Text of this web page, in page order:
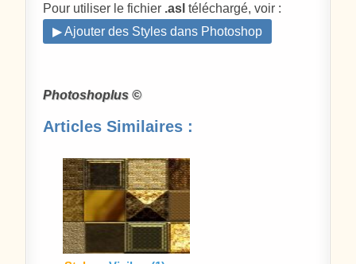
Pour utiliser le fichier .asl téléchargé, voir :
▶ Ajouter des Styles dans Photoshop
Photoshoplus ©
Articles Similaires :